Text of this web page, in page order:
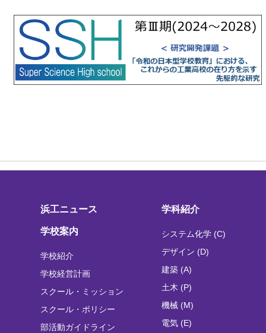
浜工ニュース
学校案内
学校紹介
学校経営計画
スクール・ミッション
スクール・ポリシー
部活動ガイドライン
学科紹介
システム化学 (C)
デザイン (D)
建築 (A)
土木 (P)
機械 (M)
電気 (E)